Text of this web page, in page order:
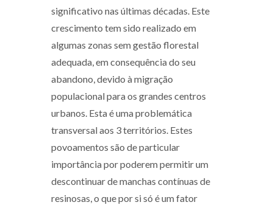
significativo nas últimas décadas. Este
crescimento tem sido realizado em
algumas zonas sem gestão florestal
adequada, em consequência do seu
abandono, devido à migração
populacional para os grandes centros
urbanos. Esta é uma problemática
transversal aos 3 territórios. Estes
povoamentos são de particular
importância por poderem permitir um
descontinuar de manchas contínuas de
resinosas, o que por si só é um fator